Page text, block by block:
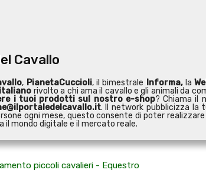
Cavallo
, PianetaCuccioli, il bimestrale Informa,la
rivolto a chi ama il cavallo e gli animali da
i tuoi prodotti sul nostro e-shop? Chiama il
. Il network pubblicizza la
ogni mese, questo consente di poter
mondo digitale e il mercato reale.